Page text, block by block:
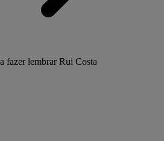
fazer lembrar Rui Costa